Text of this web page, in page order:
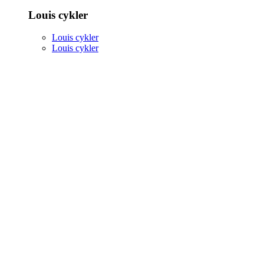
Louis cykler
Louis cykler
Louis cykler